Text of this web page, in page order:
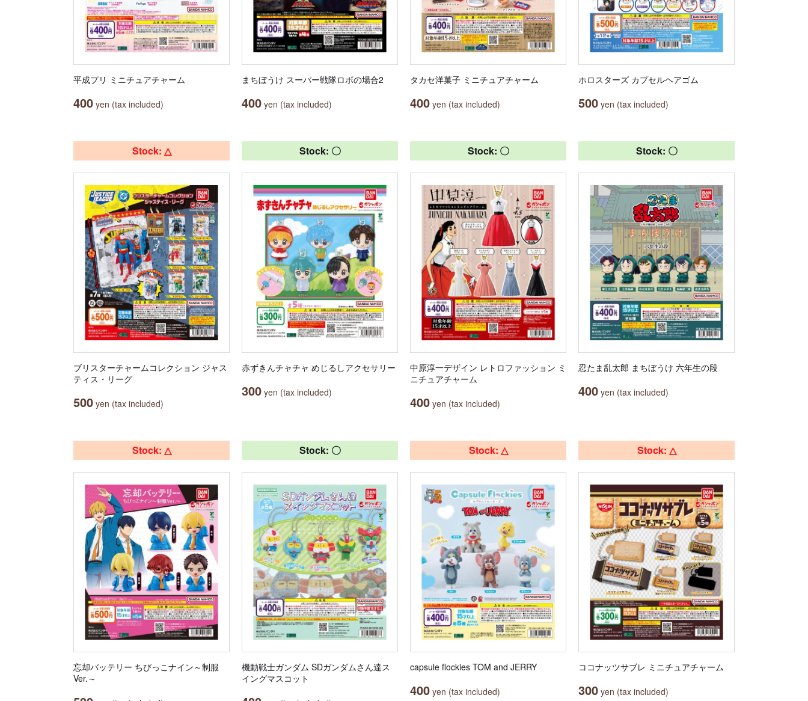
平成プリ ミニチュアチャーム
400 yen (tax included)
まちぼうけ スーパー戦隊ロボの場合2
400 yen (tax included)
タカセ洋菓子 ミニチュアチャーム
400 yen (tax included)
ホロスターズ カプセルヘアゴム
500 yen (tax included)
Stock: △
ブリスターチャームコレクション ジャス
ティス・リーグ
500 yen (tax included)
Stock: 〇
赤ずきんチャチャ めじるしアクセサリー
300 yen (tax included)
Stock: 〇
中原淳一デザイン レトロファッション ミ
ニチュアチャーム
400 yen (tax included)
Stock: 〇
忍たま乱太郎 まちぼうけ 六年生の段
400 yen (tax included)
Stock: △
忘却バッテリー ちびっこナイン～制服
Ver.～
Stock: 〇
機動戦士ガンダム SDガンダムさん達ス
イングマスコット
Stock: △
capsule flockies TOM and JERRY
400 yen (tax included)
Stock: △
ココナッツサブレ ミニチュアチャーム
300 yen (tax included)